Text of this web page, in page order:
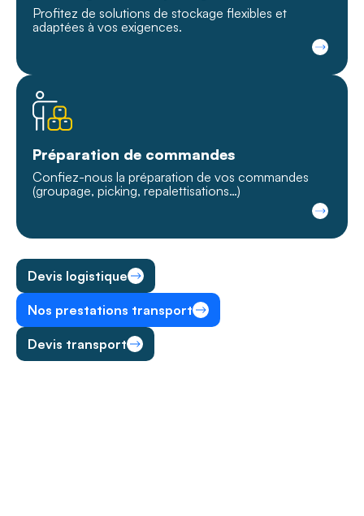
Profitez de solutions de stockage flexibles et
adaptées à vos exigences.
Préparation de commandes
Confiez-nous la préparation de vos commandes
(groupage, picking, repalettisations…)
Devis logistique
Nos prestations transport
Devis transport